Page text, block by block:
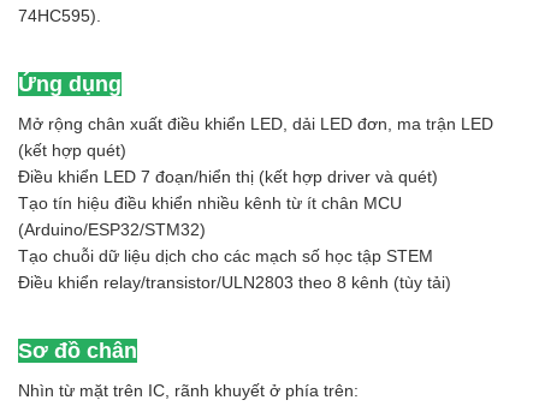
74HC595).
Ứng dụng
Mở rộng chân xuất điều khiển LED, dải LED đơn, ma trận LED
(kết hợp quét)
Điều khiển LED 7 đoạn/hiển thị (kết hợp driver và quét)
Tạo tín hiệu điều khiển nhiều kênh từ ít chân MCU
(Arduino/ESP32/STM32)
Tạo chuỗi dữ liệu dịch cho các mạch số học tập STEM
Điều khiển relay/transistor/ULN2803 theo 8 kênh (tùy tải)
Sơ đồ chân
Nhìn từ mặt trên IC, rãnh khuyết ở phía trên: